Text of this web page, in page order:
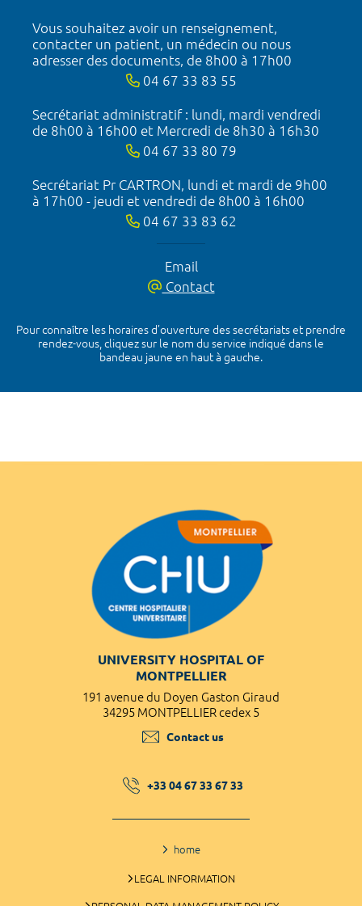
Vous souhaitez avoir un renseignement,
contacter un patient, un médecin ou nous
adresser des documents, de 8h00 à 17h00
04 67 33 83 55
Secrétariat administratif : lundi, mardi vendredi
de 8h00 à 16h00 et Mercredi de 8h30 à 16h30
04 67 33 80 79
Secrétariat Pr CARTRON, lundi et mardi de 9h00
à 17h00 - jeudi et vendredi de 8h00 à 16h00
04 67 33 83 62
Email
Contact
Pour connaître les horaires d’ouverture des secrétariats et prendre
rendez-vous, cliquez sur le nom du service indiqué dans le
bandeau jaune en haut à gauche.
UNIVERSITY HOSPITAL OF
MONTPELLIER
191 avenue du Doyen Gaston Giraud
34295 MONTPELLIER cedex 5
Contact us
+33 04 67 33 67 33
home
LEGAL INFORMATION